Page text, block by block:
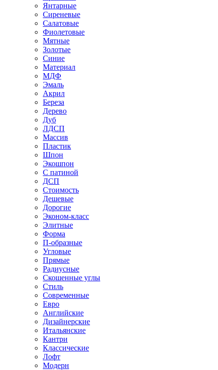
Янтарные
Сиреневые
Салатовые
Фиолетовые
Мятные
Золотые
Синие
Материал
МДФ
Эмаль
Акрил
Береза
Дерево
Дуб
ЛДСП
Массив
Пластик
Шпон
Экошпон
С патиной
ДСП
Стоимость
Дешевые
Дорогие
Эконом-класс
Элитные
Форма
П-образные
Угловые
Прямые
Радиусные
Скошенные углы
Стиль
Современные
Евро
Английские
Дизайнерские
Итальянские
Кантри
Классические
Лофт
Модерн